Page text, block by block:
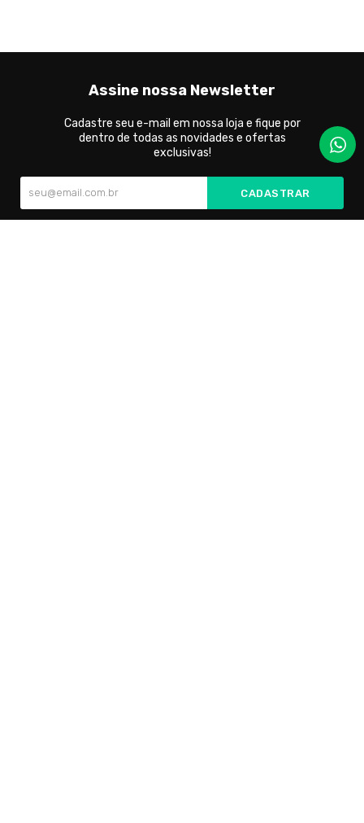
Assine nossa Newsletter
Cadastre seu e-mail em nossa loja e fique por
dentro de todas as novidades e ofertas
exclusivas!
CADASTRAR